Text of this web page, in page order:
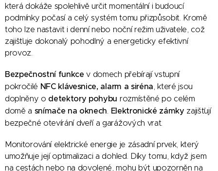
která dokáže spolehlivě určit momentální i budoucí
podmínky počasí a celý systém tomu přizpůsobit. Kromě
toho lze nastavit i denní nebo noční režim uživatele, což
zajišťuje dokonalý pohodlný a energeticky efektivní
provoz.
Bezpečnostní funkce v domech přebírají vstupní
pokročilé NFC klávesnice, alarm a siréna, které jsou
doplněny o detektory pohybu rozmístěné po celém
domě a snímače na oknech. Elektronické zámky zajišťují
bezpečné otevírání dveří a garážových vrat.
Monitorování elektrické energie je zásadní prvek, který
umožňuje její optimalizaci a dohled. Díky tomu, když jsem
na cestách nebo na dovolené, mohu být upozorněn na